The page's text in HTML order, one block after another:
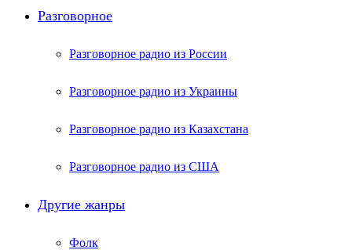
Разговорное
Разговорное радио из России
Разговорное радио из Украины
Разговорное радио из Казахстана
Разговорное радио из США
Другие жанры
Фолк